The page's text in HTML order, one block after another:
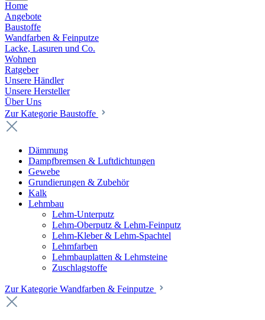
Home
Angebote
Baustoffe
Wandfarben & Feinputze
Lacke, Lasuren und Co.
Wohnen
Ratgeber
Unsere Händler
Unsere Hersteller
Über Uns
Zur Kategorie Baustoffe
Dämmung
Dampfbremsen & Luftdichtungen
Gewebe
Grundierungen & Zubehör
Kalk
Lehmbau
Lehm-Unterputz
Lehm-Oberputz & Lehm-Feinputz
Lehm-Kleber & Lehm-Spachtel
Lehmfarben
Lehmbauplatten & Lehmsteine
Zuschlagstoffe
Zur Kategorie Wandfarben & Feinputze